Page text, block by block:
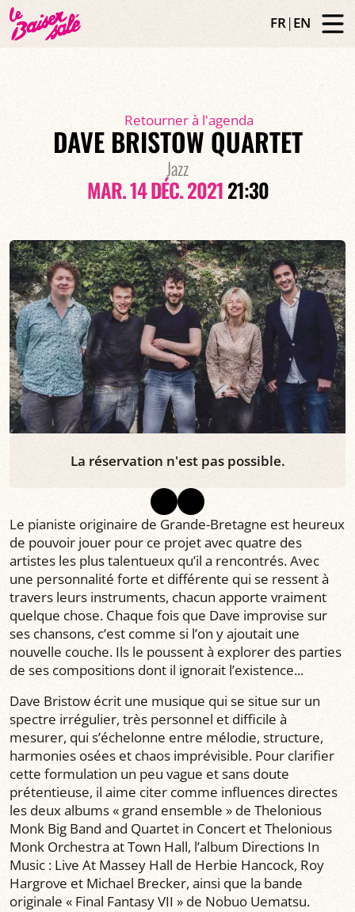
FR|EN
Retourner à l'agenda
DAVE BRISTOW QUARTET
Jazz
MAR. 14 DÉC. 202121:30
La réservation n'est pas possible.
Le pianiste originaire de Grande-Bretagne est heureux
de pouvoir jouer pour ce projet avec quatre des
artistes les plus talentueux qu’il a rencontrés. Avec
une personnalité forte et différente qui se ressent à
travers leurs instruments, chacun apporte vraiment
quelque chose. Chaque fois que Dave improvise sur
ses chansons, c’est comme si l’on y ajoutait une
nouvelle couche. Ils le poussent à explorer des parties
de ses compositions dont il ignorait l’existence...
Dave Bristow écrit une musique qui se situe sur un
spectre irrégulier, très personnel et difficile à
mesurer, qui s’échelonne entre mélodie, structure,
harmonies osées et chaos imprévisible. Pour clarifier
cette formulation un peu vague et sans doute
prétentieuse, il aime citer comme influences directes
les deux albums « grand ensemble » de Thelonious
Monk Big Band and Quartet in Concert et Thelonious
Monk Orchestra at Town Hall, l’album Directions In
Music : Live At Massey Hall de Herbie Hancock, Roy
Hargrove et Michael Brecker, ainsi que la bande
originale « Final Fantasy VII » de Nobuo Uematsu.